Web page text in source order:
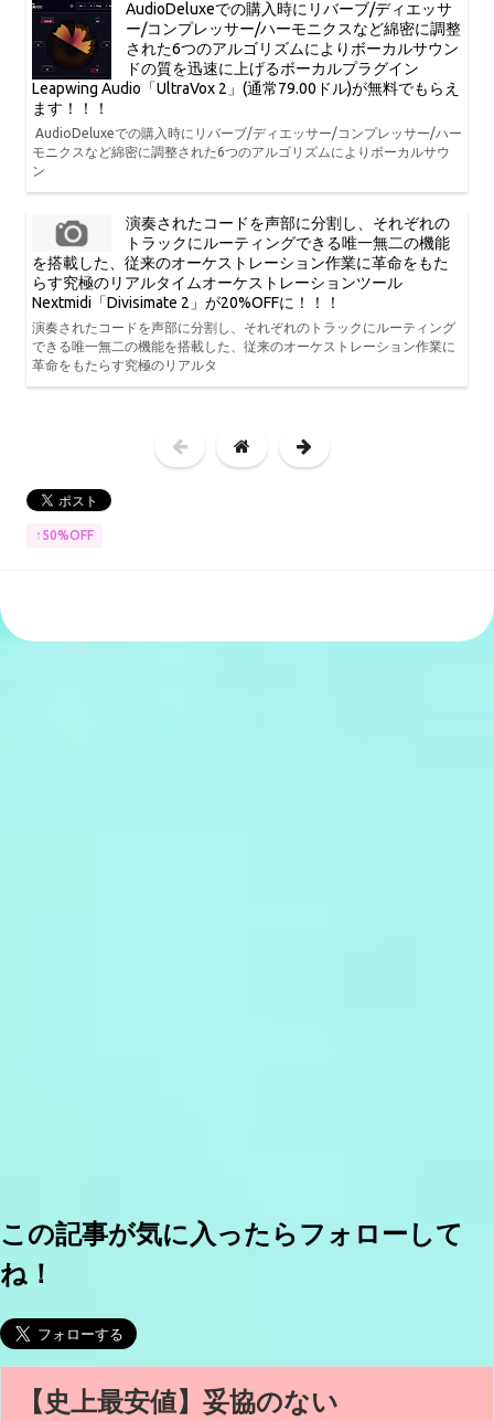
AudioDeluxeでの購入時にリバーブ/ディエッサ
ー/コンプレッサー/ハーモニクスなど綿密に調整
された6つのアルゴリズムによりボーカルサウン
ドの質を迅速に上げるボーカルプラグイン
Leapwing Audio「UltraVox 2」(通常79.00ドル)が無料でもらえ
ます！！！
AudioDeluxeでの購入時にリバーブ/ディエッサー/コンプレッサー/ハー
モニクスなど綿密に調整された6つのアルゴリズムによりボーカルサウ
ン
演奏されたコードを声部に分割し、それぞれの
トラックにルーティングできる唯一無二の機能
を搭載した、従来のオーケストレーション作業に革命をもた
らす究極のリアルタイムオーケストレーションツール
Nextmidi「Divisimate 2」が20%OFFに！！！
演奏されたコードを声部に分割し、それぞれのトラックにルーティング
できる唯一無二の機能を搭載した、従来のオーケストレーション作業に
革命をもたらす究極のリアルタ
↑50%OFF
この記事が気に入ったらフォローして
ね！
【史上最安値】妥協のない